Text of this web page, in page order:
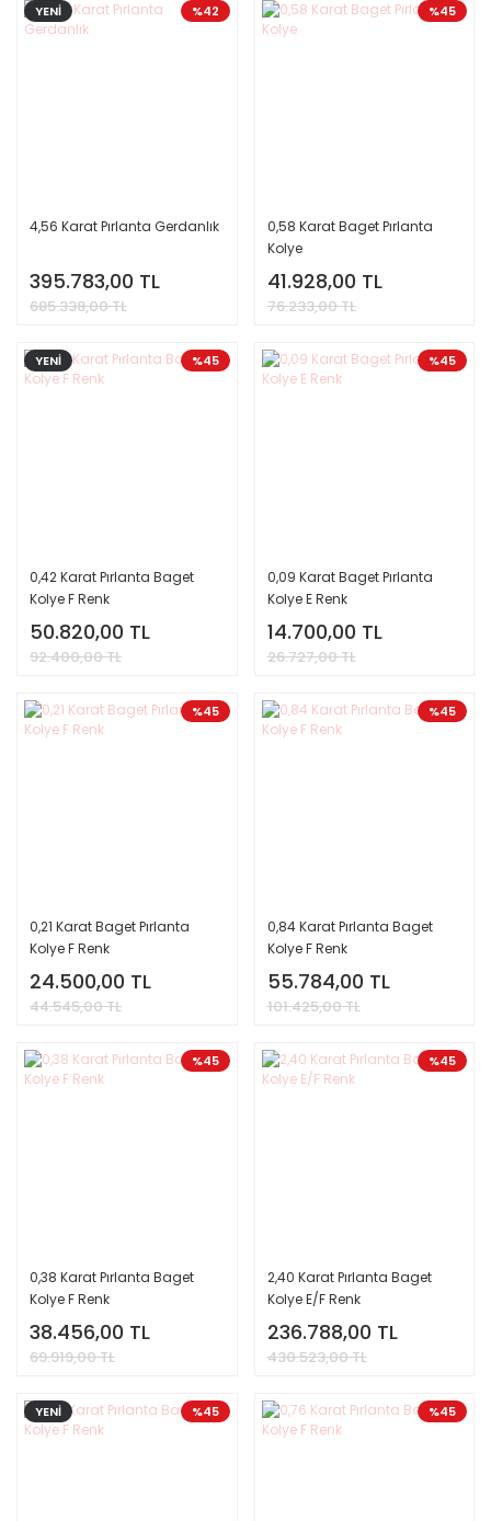
%42
YENİ
4,56 Karat Pırlanta Gerdanlık
395.783,00 TL
685.338,00 TL
%45
0,58 Karat Baget Pırlanta
Kolye
41.928,00 TL
76.233,00 TL
%45
YENİ
0,42 Karat Pırlanta Baget
Kolye F Renk
50.820,00 TL
92.400,00 TL
%45
0,09 Karat Baget Pırlanta
Kolye E Renk
14.700,00 TL
26.727,00 TL
%45
0,21 Karat Baget Pırlanta
Kolye F Renk
24.500,00 TL
44.545,00 TL
%45
0,84 Karat Pırlanta Baget
Kolye F Renk
55.784,00 TL
101.425,00 TL
%45
0,38 Karat Pırlanta Baget
Kolye F Renk
38.456,00 TL
69.919,00 TL
%45
2,40 Karat Pırlanta Baget
Kolye E/F Renk
236.788,00 TL
430.523,00 TL
%45
YENİ %45